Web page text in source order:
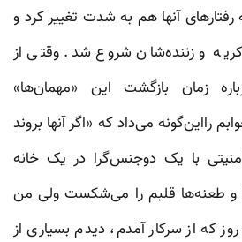
آنها هم به شدت تغییر کرد و
و زننده‌شان شروع شد. وقتی از
زمان بازگشت این «مهمان‌ها»‌
رااین‌گونه می‌داد که «اگر آنها بروند
با یک دوجنس‌گرا در یک خانه
و طعنه‌ها قلبم را می‌شکست ولی من
که از سرکار آمدم‌، دیدم بسیاری از